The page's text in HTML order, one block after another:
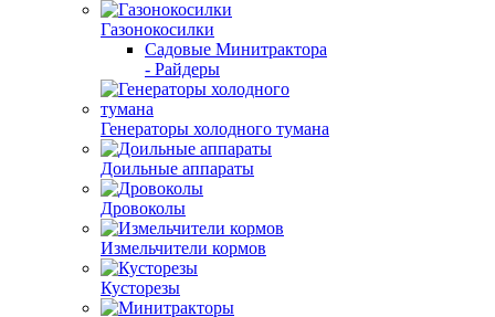
Газонокосилки
Садовые Минитрактора
- Райдеры
Генераторы холодного тумана
Доильные аппараты
Дровоколы
Измельчители кормов
Кусторезы